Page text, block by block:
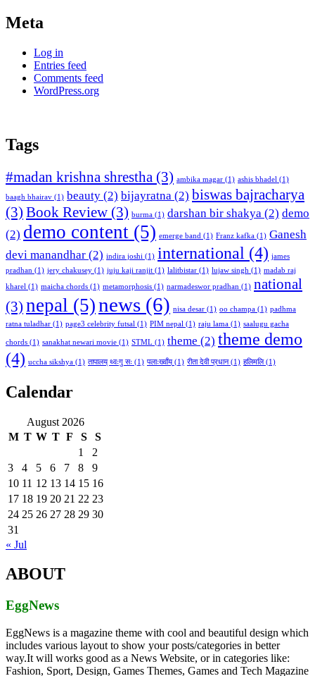
Meta
Log in
Entries feed
Comments feed
WordPress.org
Tags
#madan krishna shrestha (3) ambika magar (1) ashis bhadel (1)
baagh bhairav (1) beauty (2) bijayratna (2) biswas bajracharya
(3) Book Review (3) burma (1) darshan bir shakya (2) demo
(2) demo content (5) emerge band (1) Franz kafka (1) Ganesh
devi manandhar (2) indira joshi (1) international (4) james
pradhan (1) jery chakusey (1) juju kaji ranjit (1) lalitbistar (1) lujaw singh (1) madab raj
kharel (1) maicha chords (1) metamorphosis (1) narmadeswor pradhan (1) national
(3) nepal (5)news (6) nisa desar (1) oo champa (1) padhma
ratna tuladhar (1) page3 celebrity futsal (1) PIM nepal (1) raju lama (1) saalugu gacha
chords (1) sanakhat newari movie (1) STML (1) theme (2) theme demo
(4) uccha sikshya (1) तापालय् थ्वःगु सः (1) पलाःख्वाँय्(1) रीता देवी प्रधान(1) हलिमलि(1)
Calendar
August 2026
M T W T F S
S
1
2
3
4 5 6 7 8
9
10 11 12 13 14 15 16
17 18 19 20 21 22 23
24 25 26 27 28 29 30
31
« Jul
ABOUT
EggNews
EggNews is a magazine theme with cool and beautiful design which
includes various layout to show your posts/categories in better
way.It will works good as a News Website, or in categories like:
Fashion, Sport, Design, Games Themes, Games and Tech Magazine